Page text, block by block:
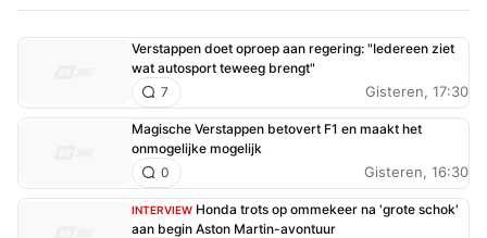
Verstappen doet oproep aan regering: "Iedereen ziet
wat autosport teweeg brengt"
Gisteren, 17:30
7
Magische Verstappen betovert F1 en maakt het
onmogelijke mogelijk
Gisteren, 16:30
0
INTERVIEW Honda trots op ommekeer na 'grote schok'
aan begin Aston Martin-avontuur